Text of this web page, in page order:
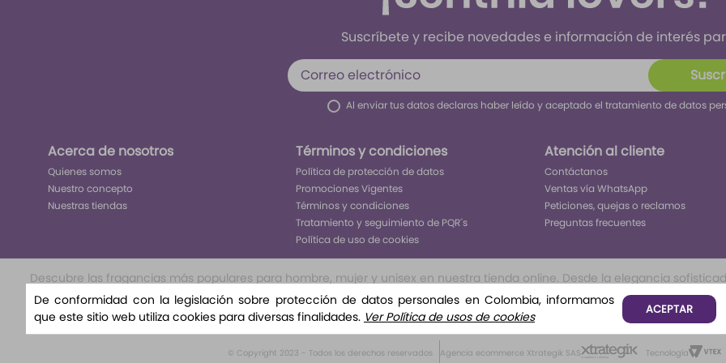
Suscríbete y recibe novedades e información de interés
Al enviar tus datos declaras haber leído y aceptado el tratamiento de datos
Acerca de nosotros
Quienes somos
Nuestro concepto
Nuestras tiendas
Términos y condiciones
Política de protección de datos
Promociones Vigentes
Términos y condiciones
Tratamiento y seguimiento de PQR´s
Política de uso de cookies
Atención al cliente
Contáctanos
Ventas vía WhatsApp
Peticiones, quejas o reclamos
Preguntas frecuentes
Descubre las fragancias más populares para hombre, mujer y unisex en nuestra tienda online. Desde la elegancia
nuestra selección exclusiva te llevará a un viaje olfativo inolvidable. Encuentra tu aroma perfecto para cada ocasión,
nuestra variedad de aromas florales, amaderado, o frutales te permitirá tener todo lo que buscar para ser el
© Copyright 2023 - Todos los derechos reservados Agencia ecommerce Xtrategik SAS Tecnología
De conformidad con la legislación sobre protección de datos personales en Colombia, informamos
que este sitio web utiliza cookies para diversas finalidades. Ver Política de usos de cookies ACEPTAR